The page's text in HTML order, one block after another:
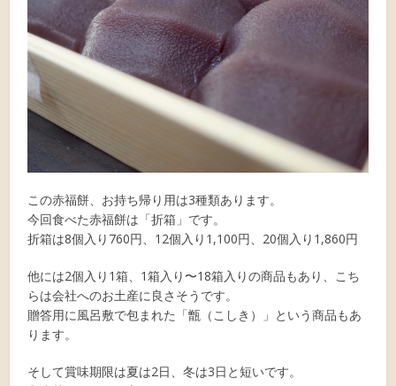
この赤福餅、お持ち帰り用は3種類あります。
今回食べた赤福餅は「折箱」です。
折箱は8個入り760円、12個入り1,100円、20個入り1,860円
他には2個入り1箱、1箱入り〜18箱入りの商品もあり、こち
らは会社へのお土産に良さそうです。
贈答用に風呂敷で包まれた「甑（こしき）」という商品もあ
ります。
そして賞味期限は夏は2日、冬は3日と短いです。